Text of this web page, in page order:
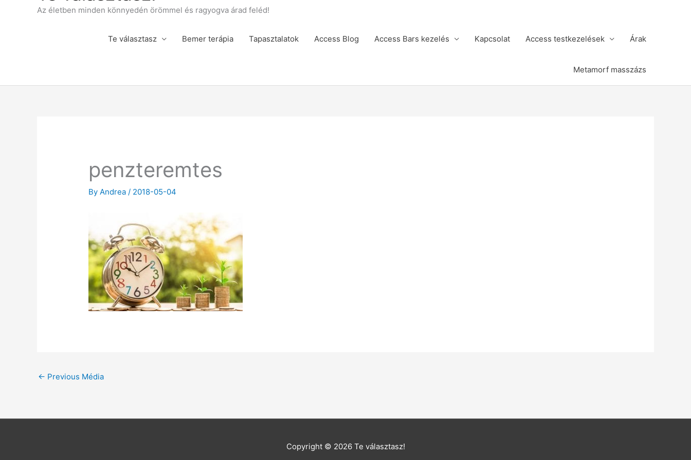
Az életben minden könnyedén örömmel és ragyogva árad feléd!
Te választasz Bemer terápia Tapasztalatok Access Blog Access Bars kezelés Kapcsolat Access testkezelések Árak
Metamorf masszázs
penzteremtes
ByAndrea/ 2018-05-04
← Previous Média
Copyright © 2026 Te választasz!